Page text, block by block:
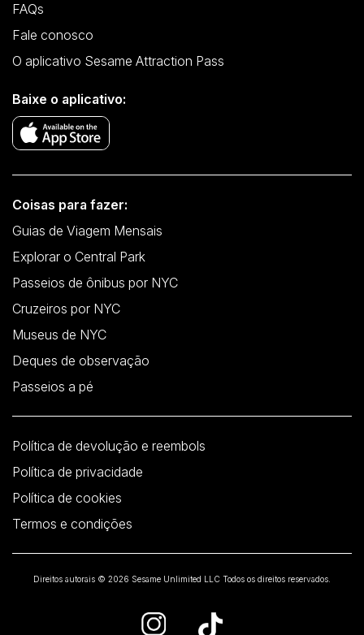
FAQs
Fale conosco
O aplicativo Sesame Attraction Pass
Baixe o aplicativo:
Coisas para fazer:
Guias de Viagem Mensais
Explorar o Central Park
Passeios de ônibus por NYC
Cruzeiros por NYC
Museus de NYC
Deques de observação
Passeios a pé
Política de devolução e reembols
Política de privacidade
Política de cookies
Termos e condições
Direitos autorais © 2026 Sesame Unlimited LLC Todos os direitos reservados.